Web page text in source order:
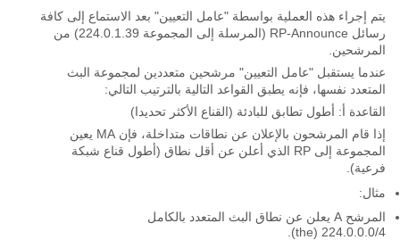
يتم إجراء هذه العملية بواسطة "عامل التعيين" بعد الاستماع إلى كافة
رسائل RP-Announce (المرسلة إلى المجموعة 224.0.1.39) من
المرشحين.
عندما يستقبل "عامل التعيين" مرشحين متعددين لمجموعة البث
المتعدد نفسها، فإنه يطبق القواعد التالية بالترتيب التالي:
القاعدة أ: أطول تطابق للبادئة (القناع الأكثر تحديدا)
إذا قام المرشحون بالإعلان عن نطاقات متداخلة، فإن MA يعين
المجموعة إلى RP الذي أعلن عن أقل نطاق (أطول قناع شبكة
فرعية).
مثال:
المرشح A يعلن عن نطاق البث المتعدد بالكامل
224.0.0.0/4 (the).